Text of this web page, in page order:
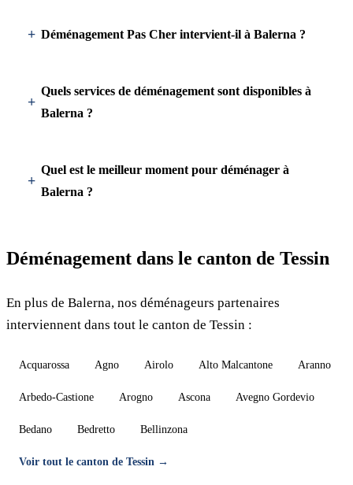
Déménagement Pas Cher intervient-il à Balerna ?
Quels services de déménagement sont disponibles à
Balerna ?
Quel est le meilleur moment pour déménager à
Balerna ?
Déménagement dans le canton de Tessin
En plus de Balerna, nos déménageurs partenaires
interviennent dans tout le canton de Tessin :
Acquarossa Agno Airolo Alto Malcantone Aranno
Arbedo-Castione Arogno Ascona Avegno Gordevio
Bedano Bedretto Bellinzona
Voir tout le canton de Tessin →